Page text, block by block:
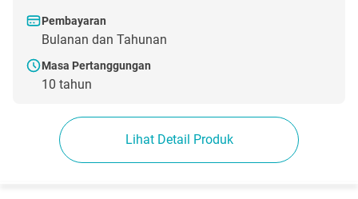
Pembayaran
Bulanan dan Tahunan
Masa Pertanggungan
10 tahun
Lihat Detail Produk